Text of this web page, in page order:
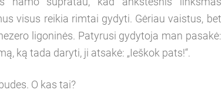
visus reikia rimtai gydyti. Gėriau vaistus, bet
ligoninės. Patyrusi gydytoja man pasakė:
ką tada daryti, ji atsakė: „Ieškok pats!“.
O kas tai?